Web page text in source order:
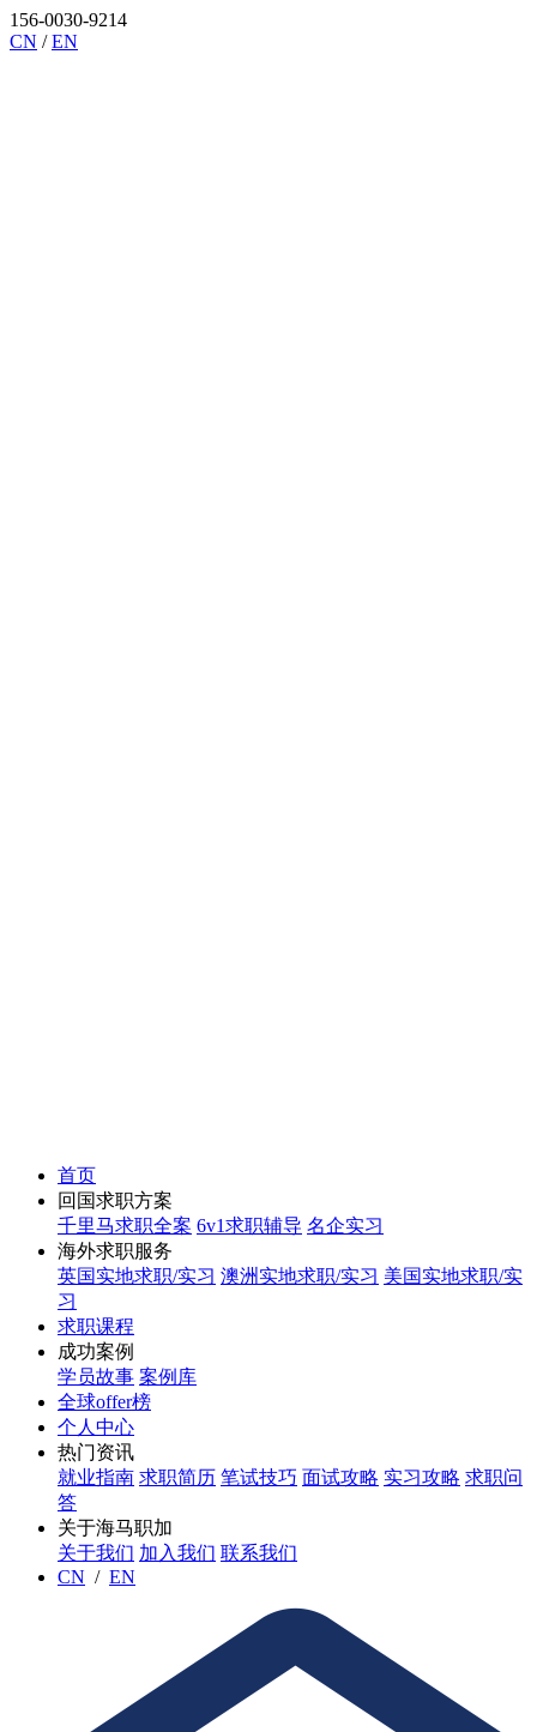
156-0030-9214
CN /EN
首页
回国求职方案
千里马求职全案 6v1求职辅导 名企实习
海外求职服务
英国实地求职/实习 澳洲实地求职/实习 美国实地求职/实
习
求职课程
成功案例
学员故事 案例库
全球offer榜
个人中心
热门资讯
就业指南 求职简历 笔试技巧 面试攻略 实习攻略 求职问
答
关于海马职加
关于我们 加入我们 联系我们
CN / EN